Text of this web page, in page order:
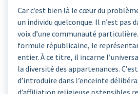
Car c’est bien là le cœur du
un individu quelconque. Il n’est pas
voix d’une communauté
formule républicaine, le
entier. À ce titre, il incarne
la diversité des appartenances.
d’introduire dans l’enceinte
d’affiliation religieuse ostensibles